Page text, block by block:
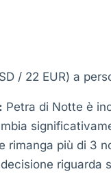
/ 22 EUR) a
Petra di Notte è
rimanga più di 3
riguarda